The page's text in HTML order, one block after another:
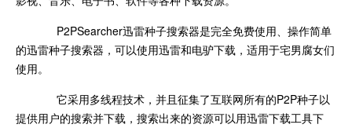
P2PSearcher迅雷种子搜索器是完全免费使用、操作简单
的迅雷种子搜索器，可以使用迅雷和电驴下载，适用于宅男腐女们
使用。
它采用多线程技术，并且征集了互联网所有的P2P种子以
提供用户的搜索并下载，搜索出来的资源可以用迅雷下载工具下